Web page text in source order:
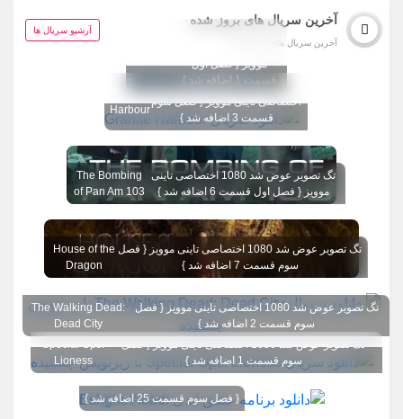
آخرین سریال های بروز شده
آخرین سریال های بروز شده
آرشیو سریال ها
تگ تصویر عوض شد
موویز { فصل اول
قسمت 1 اضافه شد }
تگ تصویر عوض شد 1080
اختصاصی تاینی موویز { فصل سوم
قسمت 3 اضافه شد }
Granite
Harbour
تگ تصویر عوض شد 1080 اختصاصی تاینی
موویز { فصل اول قسمت 6 اضافه شد }
The Bombing
of Pan Am 103
تگ تصویر عوض شد 1080 اختصاصی تاینی موویز { فصل
سوم قسمت 7 اضافه شد }
House of the
Dragon
تگ تصویر عوض شد 1080 اختصاصی تاینی موویز { فصل
سوم قسمت 2 اضافه شد }
The Walking Dead:
Dead City
تگ تصویر عوض شد 1080 اختصاصی تاینی موویز { فصل
سوم قسمت 1 اضافه شد }
Special Ops:
Lioness
{ فصل سوم قسمت 25 اضافه شد }